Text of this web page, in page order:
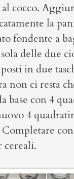
cocco.
la
fondente a
delle due
in due
non ci resta
base con 4
4
cereali.